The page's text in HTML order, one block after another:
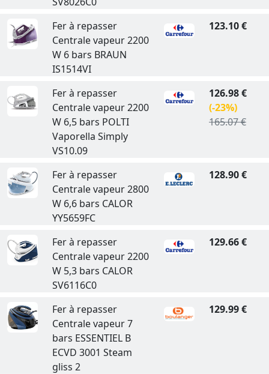
Fer à repasser
Centrale vapeur 2200
W 6 bars BRAUN
IS1514VI
123.10 €
Fer à repasser
Centrale vapeur 2200
W 6,5 bars POLTI
Vaporella Simply
VS10.09
126.98 €
(-23%)
165.07 €
Fer à repasser
Centrale vapeur 2800
W 6,6 bars CALOR
YY5659FC
128.90 €
Fer à repasser
Centrale vapeur 2200
W 5,3 bars CALOR
SV6116C0
129.66 €
Fer à repasser
Centrale vapeur 7
bars ESSENTIEL B
ECVD 3001 Steam
gliss 2
129.99 €